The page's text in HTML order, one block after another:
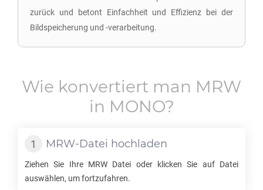
zurück und betont Einfachheit und Effizienz bei der
Bildspeicherung und -verarbeitung.
Wie konvertiert man MRW
in MONO?
MRW-Datei hochladen
Ziehen Sie Ihre MRW Datei oder klicken Sie auf Datei
auswählen, um fortzufahren.